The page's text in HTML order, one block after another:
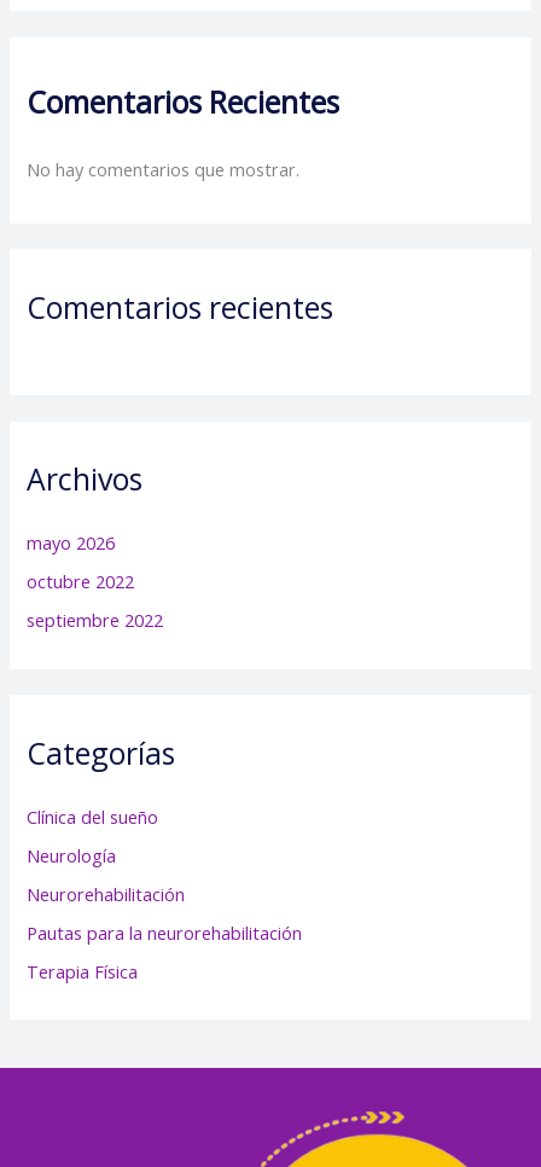
Comentarios Recientes
No hay comentarios que mostrar.
Comentarios recientes
Archivos
mayo 2026
octubre 2022
septiembre 2022
Categorías
Clínica del sueño
Neurología
Neurorehabilitación
Pautas para la neurorehabilitación
Terapia Física